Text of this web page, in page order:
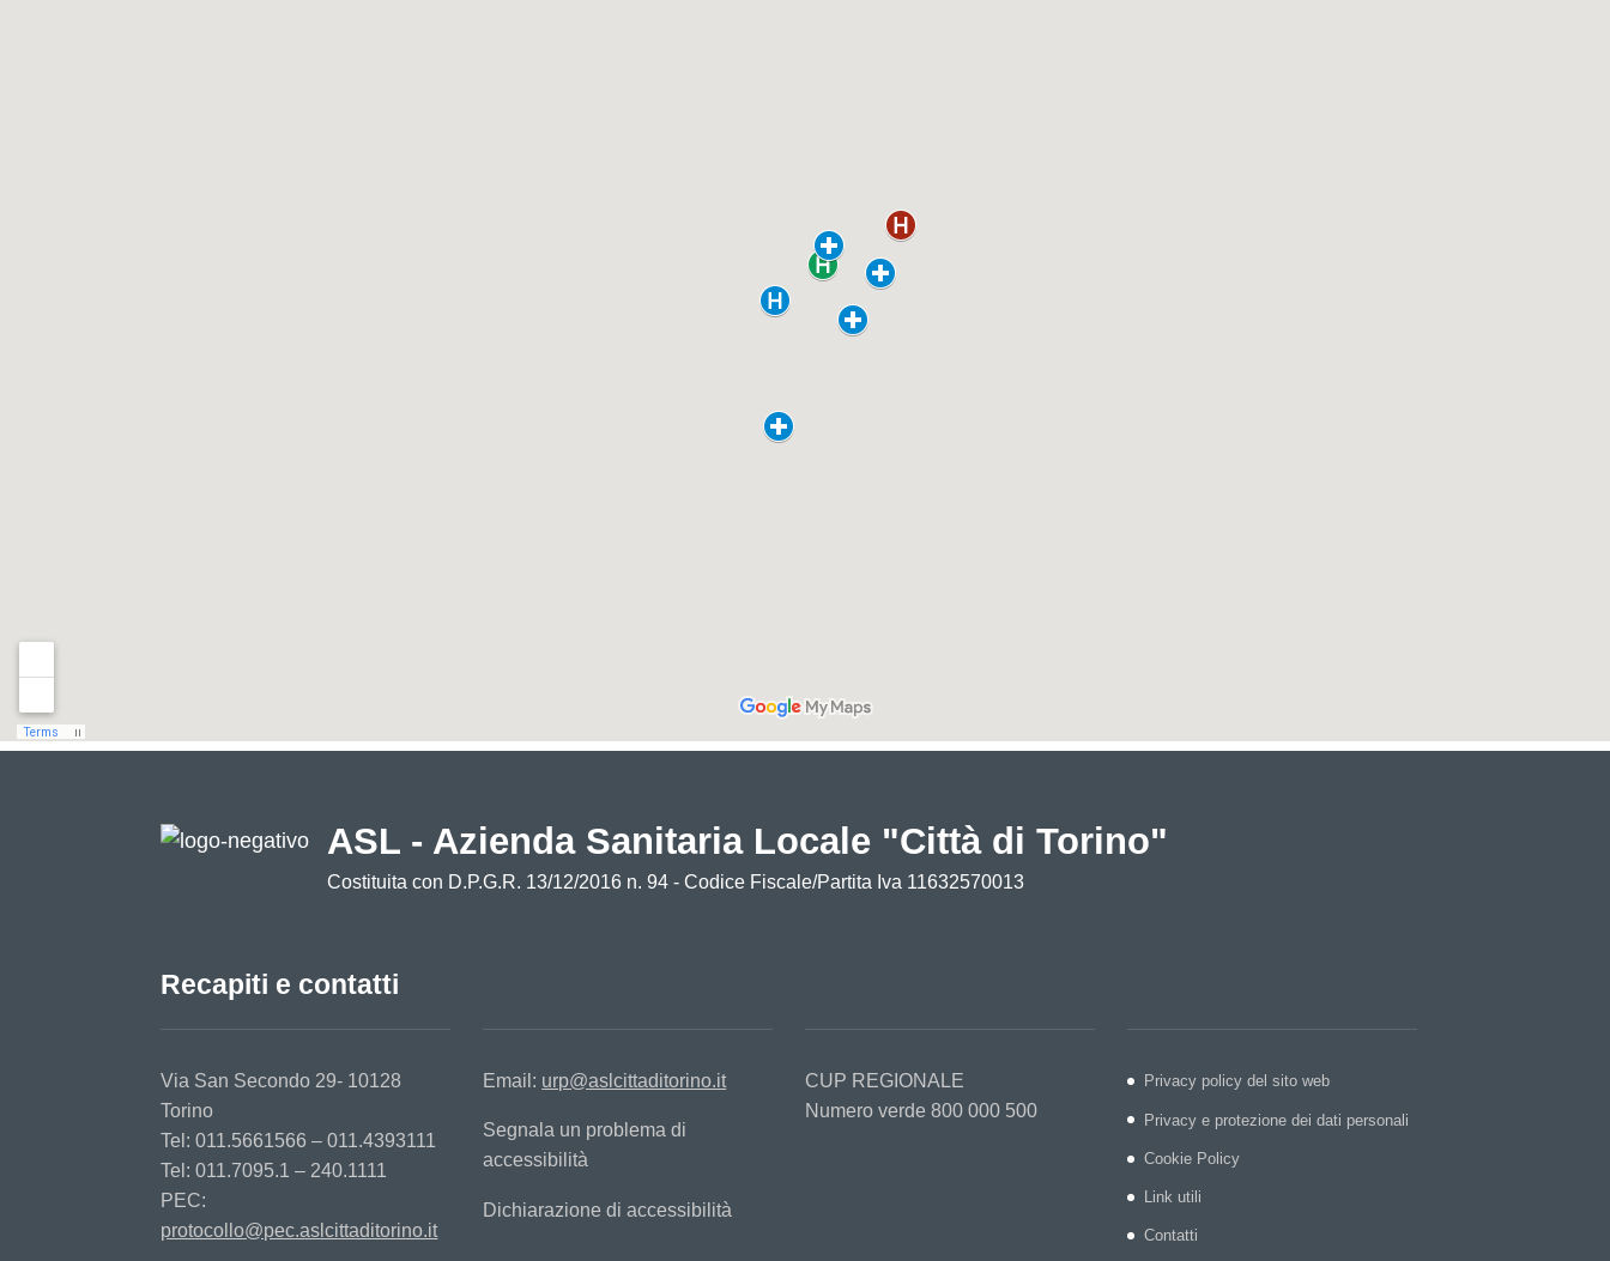
ASL - Azienda Sanitaria Locale "Città di Torino"
Costituita con D.P.G.R. 13/12/2016 n. 94 - Codice Fiscale/Partita Iva 11632570013
Recapiti e contatti
Via San Secondo 29- 10128
Torino
Tel: 011.5661566 – 011.4393111
Tel: 011.7095.1 – 240.1111
PEC:
protocollo@pec.aslcittaditorino.it
Email: urp@aslcittaditorino.it
Segnala un problema di
accessibilità
Dichiarazione di accessibilità
CUP REGIONALE
Numero verde 800 000 500
Privacy policy del sito web
Privacy e protezione dei dati personali
Cookie Policy
Link utili
Contatti